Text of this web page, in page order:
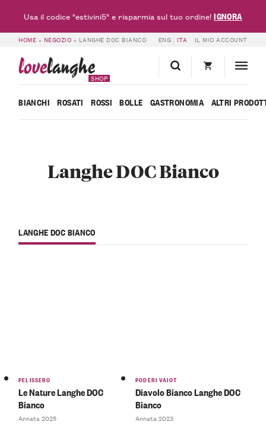
HOME » NEGOZIO » LANGHE DOC BIANCO ENG ITA IL MIO ACCOUNT
lovelanghe
SHOP
BIANCHI ROSATI ROSSI BOLLE GASTRONOMIA ALTRI
Langhe DOC Bianco
LANGHE DOC BIANCO
PELISSERO
Le Nature Langhe DOC
Bianco
Annata 2025
PODERI VAIOT
Diavolo Bianco Langhe DOC
Bianco
Annata 2023
Usa il codice "estivini5" e risparmia sul tuo ordine!IGNORA